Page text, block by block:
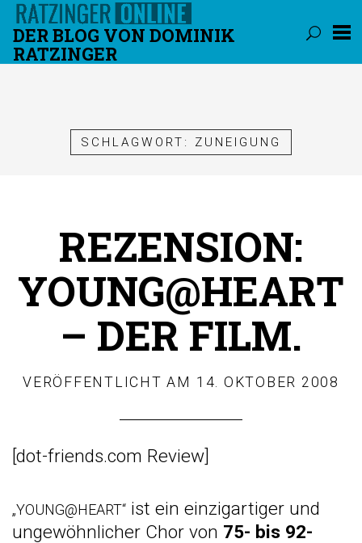
DER BLOG VON DOMINIK
RATZINGER
SCHLAGWORT: ZUNEIGUNG
REZENSION:
YOUNG@HEART
– DER FILM.
VERÖFFENTLICHT AM 14. OKTOBER 2008
[dot-friends.com Review]
„YOUNG@HEART“ ist ein einzigartiger und
ungewöhnlicher Chor von 75- bis 92-